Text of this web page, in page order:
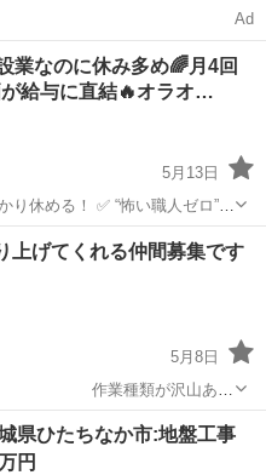
Ad
業なのに休み多め🌈月4回
給与に直結🔥オラオ…
5月13日
り休める！ ✅ “怖い職人ゼロ”の
✨⭐️この求人、実
ぽくない”んです⭐️✨ ＿＿＿＿＿＿＿＿＿＿＿＿＿...
上げてくれる仲間募集です
5月8日
沢山ある
県ひたちなか市:地盤工事
円